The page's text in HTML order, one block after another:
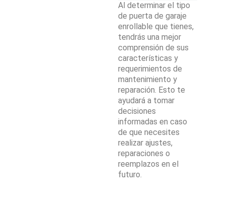
Al determinar el tipo
de puerta de garaje
enrollable que tienes,
tendrás una mejor
comprensión de sus
características y
requerimientos de
mantenimiento y
reparación. Esto te
ayudará a tomar
decisiones
informadas en caso
de que necesites
realizar ajustes,
reparaciones o
reemplazos en el
futuro.